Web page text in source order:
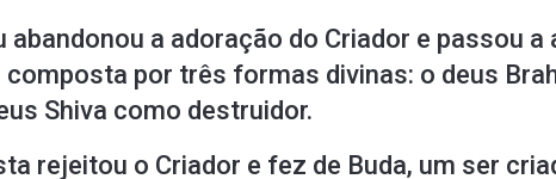
abandonou a adoração do Criador e passou
composta por três formas divinas: o deus
Shiva como destruidor.
rejeitou o Criador e fez de Buda, um ser